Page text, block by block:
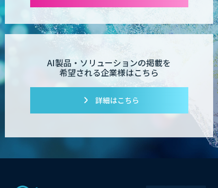
AI製品・ソリューションの掲載を
希望される企業様はこちら
詳細はこちら